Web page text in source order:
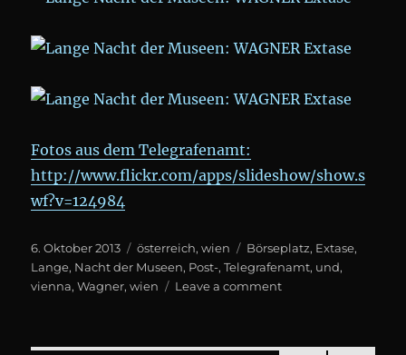
Fotos aus dem Telegrafenamt:
http://www.flickr.com/apps/slideshow/show.s
wf?v=124984
Posted
on
6. Oktober 2013 Categories
österreich,wien Tags
Börseplatz, Extase,
Lange, Nacht der Museen, Post-,Telegrafenamt, und,
vienna,Wagner,wien Leave a commenton